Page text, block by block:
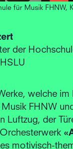
für Musik FHNW,
der
welche
FHNW
Luftzug, der
motivisch-